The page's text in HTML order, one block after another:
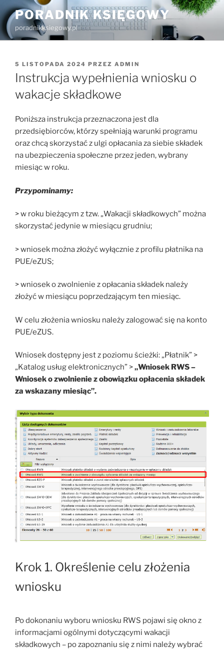
Przejdź
do
treści
PORADNIK KSIĘGOWY
poradnikksiegowy.pl
OPUBLIKOWANE
W
5 LISTOPADA 2024 PRZEZ ADMIN
Instrukcja wypełnienia wniosku o
wakacje składkowe
Poniższa instrukcja przeznaczona jest dla
przedsiębiorców, którzy spełniają warunki programu
oraz chcą skorzystać z ulgi opłacania za siebie składek
na ubezpieczenia społeczne przez jeden, wybrany
miesiąc w roku.
Przypominamy:
> w roku bieżącym z tzw. „Wakacji składkowych” można
skorzystać jedynie w miesiącu grudniu;
> wniosek można złożyć wyłącznie z profilu płatnika na
PUE/eZUS;
> wniosek o zwolnienie z opłacania składek należy
złożyć w miesiącu poprzedzającym ten miesiąc.
W celu złożenia wniosku należy zalogować się na konto
PUE/eZUS.
Wniosek dostępny jest z poziomu ścieżki: „Płatnik” >
„Katalog usług elektronicznych” >„Wniosek RWS –
Wniosek o zwolnienie z obowiązku opłacenia składek
za wskazany miesiąc”.
Krok 1. Określenie celu złożenia
wniosku
Po dokonaniu wyboru wniosku RWS pojawi się okno z
informacjami ogólnymi dotyczącymi wakacji
składkowych – po zapoznaniu się z nimi należy wybrać